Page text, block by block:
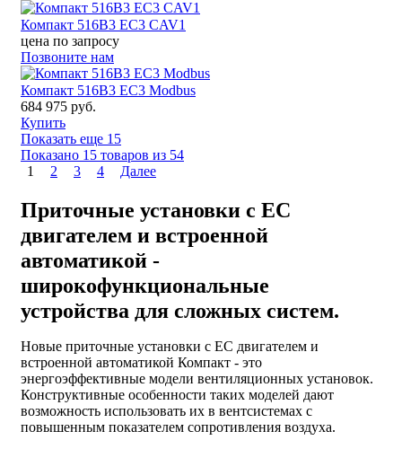
Компакт 516B3 EC3 CAV1
цена по запросу
Позвоните нам
Компакт 516B3 EC3 Modbus
684 975 руб.
Купить
Показать еще 15
Показано 15 товаров из 54
1
2 3 4 Далее
Приточные установки с ЕС
двигателем и встроенной
автоматикой -
широкофункциональные
устройства для сложных систем.
Новые приточные установки с ЕС двигателем и
встроенной автоматикой Компакт - это
энергоэффективные модели вентиляционных установок.
Конструктивные особенности таких моделей дают
возможность использовать их в вентсистемах с
повышенным показателем сопротивления воздуха.